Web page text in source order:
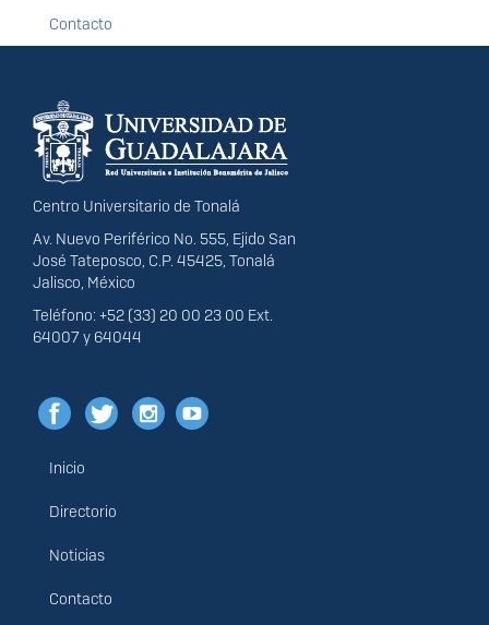
Contacto
Información del
portal
Centro Universitario de Tonalá
Av. Nuevo Periférico No. 555, Ejido San
José Tateposco, C.P. 45425, Tonalá
Jalisco, México
Teléfono: +52 (33) 20 00 23 00 Ext.
64007 y 64044
Menú
principal
Inicio
Directorio
Noticias
Contacto